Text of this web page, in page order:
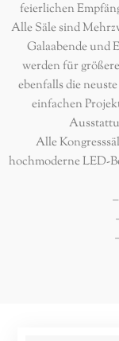
feierlichen
Alle Säle sind
Galaabende und
werden für
ebenfalls die
einfachen
Alle
hochmoderne LED-